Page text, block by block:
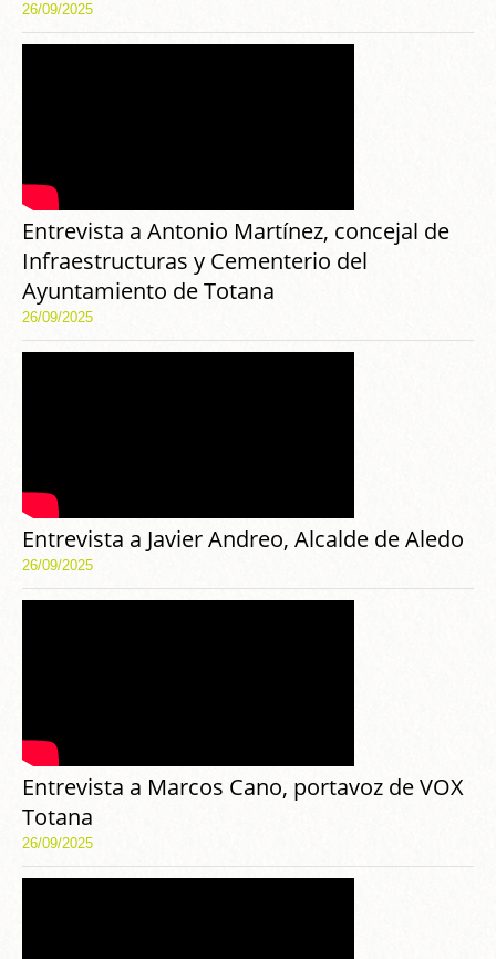
26/09/2025
Entrevista a Antonio Martínez, concejal de
Infraestructuras y Cementerio del
Ayuntamiento de Totana
26/09/2025
Entrevista a Javier Andreo, Alcalde de Aledo
26/09/2025
Entrevista a Marcos Cano, portavoz de VOX
Totana
26/09/2025